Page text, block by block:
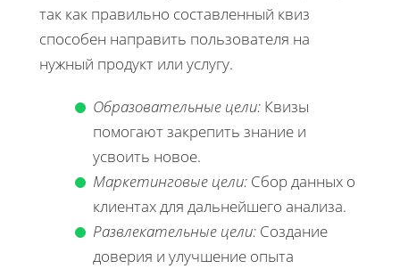
так как правильно составленный квиз
способен направить пользователя на
нужный продукт или услугу.
Образовательные цели: Квизы
помогают закрепить знание и
усвоить новое.
Маркетинговые цели: Сбор данных о
клиентах для дальнейшего анализа.
Развлекательные цели: Создание
доверия и улучшение опыта